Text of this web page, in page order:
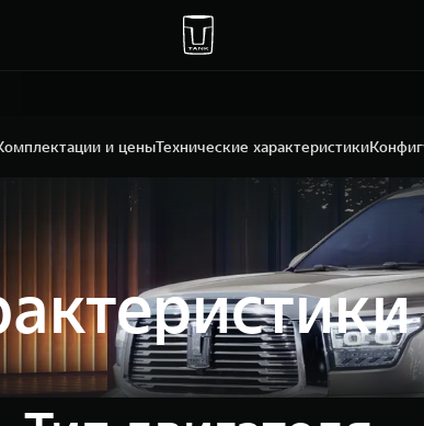
и ценыТехнические характеристики